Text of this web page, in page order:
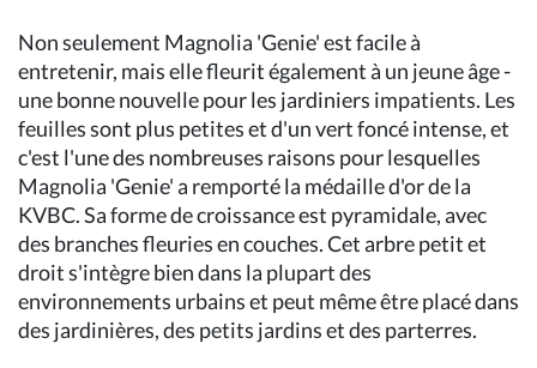
Non seulement Magnolia 'Genie' est facile à
entretenir, mais elle fleurit également à un jeune âge -
une bonne nouvelle pour les jardiniers impatients. Les
feuilles sont plus petites et d'un vert foncé intense, et
c'est l'une des nombreuses raisons pour lesquelles
Magnolia 'Genie' a remporté la médaille d'or de la
KVBC. Sa forme de croissance est pyramidale, avec
des branches fleuries en couches. Cet arbre petit et
droit s'intègre bien dans la plupart des
environnements urbains et peut même être placé dans
des jardinières, des petits jardins et des parterres.